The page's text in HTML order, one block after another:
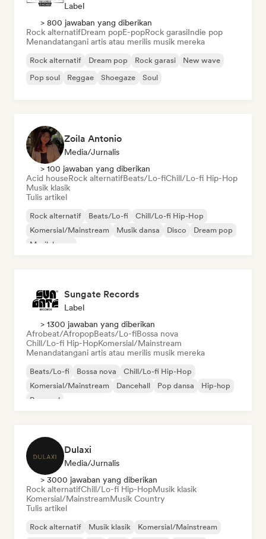
Label
> 800 jawaban yang diberikan
Rock alternatifDream popE-popRock garasiIndie pop
Menandatangani artis atau merilis musik mereka
Rock alternatif Dream pop Rock garasi
New wave
Pop soul
Reggae Shoegaze Soul
Zoila Antonio
Media/Jurnalis
> 100 jawaban yang diberikan
Acid houseRock alternatifBeats/Lo-fiChill/Lo-fi Hip-Hop
Musik klasik
Tulis artikel
Rock alternatif Beats/Lo-fi
Chill/Lo-fi Hip-Hop
Komersial/Mainstream
Musik dansa Disco
Dream pop
Musik house
Sungate Records
Label
> 1300 jawaban yang diberikan
Afrobeat/AfropopBeats/Lo-fiBossa nova
Chill/Lo-fi Hip-HopKomersial/Mainstream
Menandatangani artis atau merilis musik mereka
Beats/Lo-fi Bossa nova
Chill/Lo-fi Hip-Hop
Komersial/Mainstream
Dancehall Pop dansa
Hip-hop
Pop soul
Dulaxi
Media/Jurnalis
> 3000 jawaban yang diberikan
Rock alternatifChill/Lo-fi Hip-HopMusik klasik
Komersial/MainstreamMusik Country
Tulis artikel
Rock alternatif Musik klasik Komersial/Mainstream